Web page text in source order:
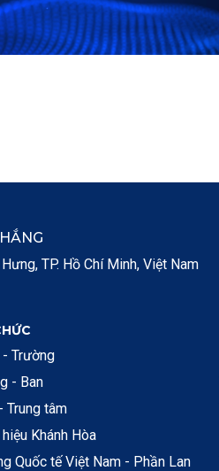
TP. Hồ Chí Minh, Việt Nam
- Trường
- Ban
Trung tâm
hiệu Khánh Hòa
Quốc tế Việt Nam - Phần Lan